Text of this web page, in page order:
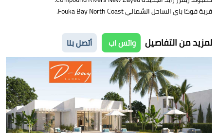
قرية فوكا باي الساحل الشمالي Fouka Bay North Coast.
لمزيد من التفاصيل واتس اب أتصل بنا